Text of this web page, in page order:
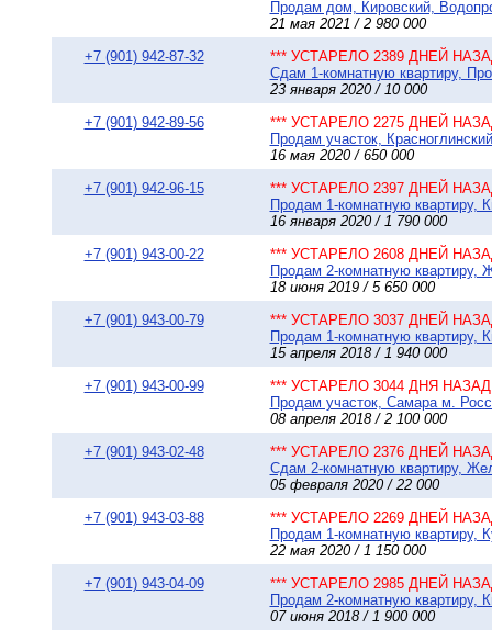
Продам дом, Кировский,
21 мая 2021 / 2 980 000
+7 (901) 942-87-32
*** УСТАРЕЛО 2389 ДНЕЙ
Сдам 1-комнатную квартиру,
23 января 2020 / 10 000
+7 (901) 942-89-56
*** УСТАРЕЛО 2275 ДНЕЙ
Продам участок,
16 мая 2020 / 650 000
+7 (901) 942-96-15
*** УСТАРЕЛО 2397 ДНЕЙ
Продам 1-комнатную квартиру,
16 января 2020 / 1 790 000
+7 (901) 943-00-22
*** УСТАРЕЛО 2608 ДНЕЙ
Продам 2-комнатную квартиру,
18 июня 2019 / 5 650 000
+7 (901) 943-00-79
*** УСТАРЕЛО 3037 ДНЕЙ
Продам 1-комнатную квартиру,
15 апреля 2018 / 1 940 000
+7 (901) 943-00-99
*** УСТАРЕЛО 3044 ДНЯ НАЗАД
Продам участок, Самара м.
08 апреля 2018 / 2 100 000
+7 (901) 943-02-48
*** УСТАРЕЛО 2376 ДНЕЙ
Сдам 2-комнатную квартиру,
05 февраля 2020 / 22 000
+7 (901) 943-03-88
*** УСТАРЕЛО 2269 ДНЕЙ
Продам 1-комнатную квартиру,
22 мая 2020 / 1 150 000
+7 (901) 943-04-09
*** УСТАРЕЛО 2985 ДНЕЙ
Продам 2-комнатную квартиру,
07 июня 2018 / 1 900 000